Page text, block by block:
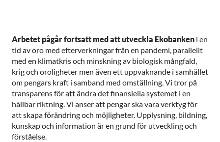
Arbetet pågår fortsatt med att utveckla Ekobanken i en
tid av oro med efterverkningar från en pandemi, parallellt
med en klimatkris och minskning av biologisk mångfald,
krig och oroligheter men även ett uppvaknande i samhället
om pengars kraft i samband med omställning. Vi tror på
transparens för att ändra det finansiella systemet i en
hållbar riktning. Vi anser att pengar ska vara verktyg för
att skapa förändring och möjligheter. Upplysning, bildning,
kunskap och information är en grund för utveckling och
förståelse.